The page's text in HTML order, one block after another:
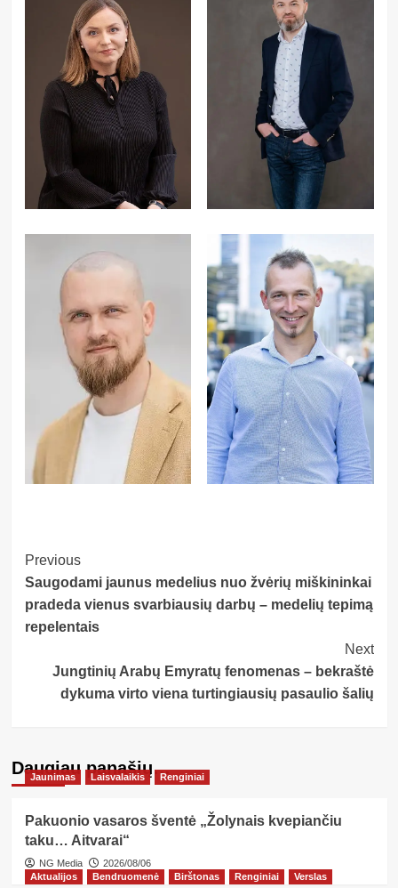
Post
Navigation
Previous
Saugodami jaunus medelius nuo žvėrių miškininkai
pradeda vienus svarbiausių darbų – medelių tepimą
repelentais
Next
Jungtinių Arabų Emyratų fenomenas – bekraštė
dykuma virto viena turtingiausių pasaulio šalių
Daugiau panašių…
Jaunimas Laisvalaikis Renginiai
Pakuonio vasaros šventė „Žolynais kvepiančiu
taku… Aitvarai“
NG Media
2026/08/06
Aktualijos
Bendruomenė Birštonas Renginiai Verslas